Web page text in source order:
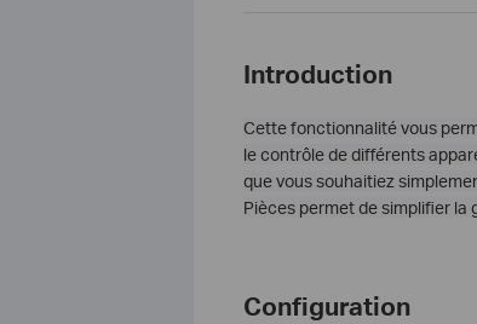
Introduction
Cette fonctionnalité vous
le contrôle de différents
que vous souhaitiez
Pièces permet de simplifier la
Configuration